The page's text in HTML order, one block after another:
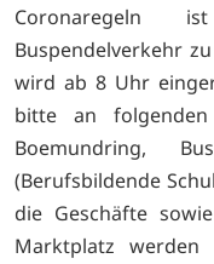
Coronaregeln
Buspendelverkehr
wird ab 8 Uhr
bitte an folgenden
Boemundring,
(Berufsbildende
die Geschäfte
Marktplatz werden